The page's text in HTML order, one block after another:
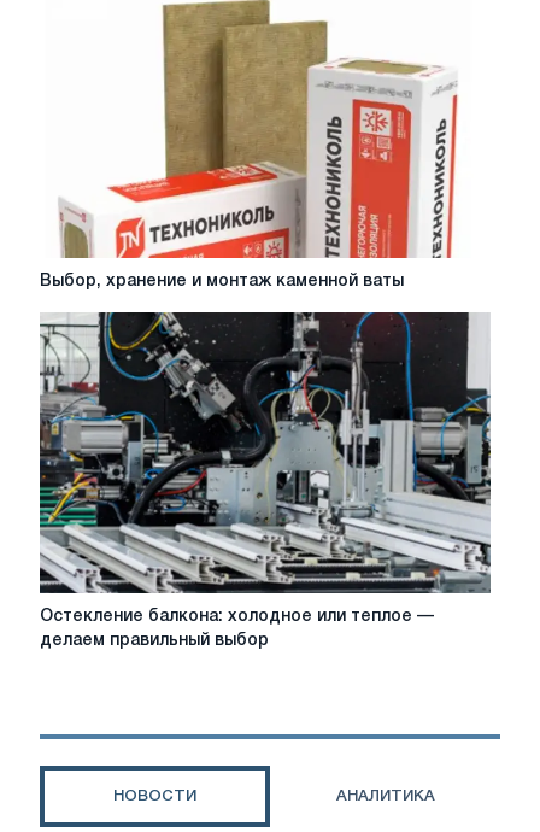
Выбор,
и
монтаж
каменной
ваты
Выбор, хранение и монтаж каменной ваты
Остекление
—
Остекление балкона: холодное или теплое —
делаем правильный выбор
НОВОСТИ АНАЛИТИКА